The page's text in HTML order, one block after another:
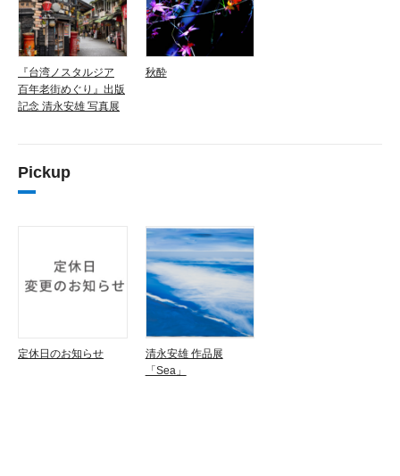
『台湾ノスタルジア
百年老街めぐり』出版
記念 清永安雄 写真展
秋酔
Pickup
定休日のお知らせ
清永安雄 作品展
「Sea」